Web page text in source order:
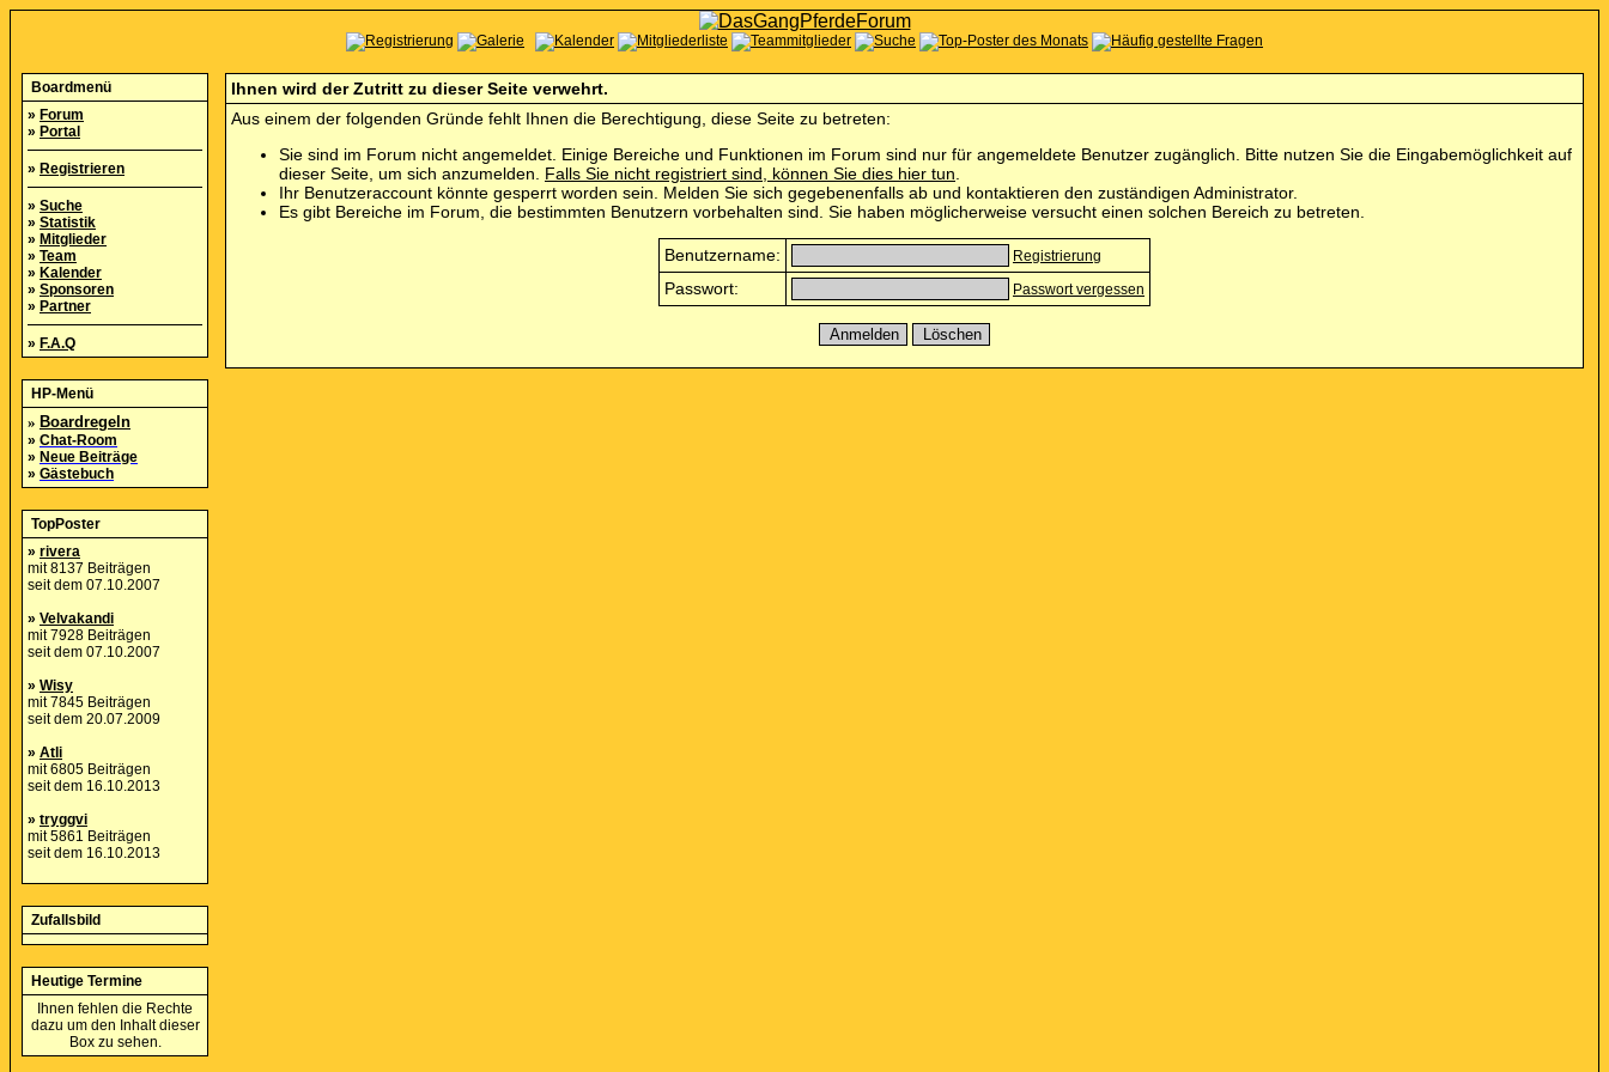
Boardmenü
» Forum
» Portal
» Registrieren
» Suche
» Statistik
» Mitglieder
» Team
» Kalender
» Sponsoren
» Partner
» F.A.Q
HP-Menü
» Boardregeln
» Chat-Room
» Neue Beiträge
» Gästebuch
TopPoster
» rivera
mit 8137 Beiträgen
seit dem 07.10.2007
» Velvakandi
mit 7928 Beiträgen
seit dem 07.10.2007
» Wisy
mit 7845 Beiträgen
seit dem 20.07.2009
» Atli
mit 6805 Beiträgen
seit dem 16.10.2013
» tryggvi
mit 5861 Beiträgen
seit dem 16.10.2013
Zufallsbild
Heutige Termine
Ihnen fehlen die Rechte
dazu um den Inhalt dieser
Box zu sehen.
Ihnen wird der Zutritt zu dieser Seite verwehrt.
Aus einem der folgenden Gründe fehlt Ihnen die Berechtigung, diese Seite zu betreten:
Sie sind im Forum nicht angemeldet. Einige Bereiche und Funktionen im Forum sind nur für angemeldete Benutzer zugänglich. Bitte nutzen Sie die Eingabemöglichkeit auf
dieser Seite, um sich anzumelden. Falls Sie nicht registriert sind, können Sie dies hier tun
Ihr Benutzeraccount könnte gesperrt worden sein. Melden Sie sich gegebenenfalls ab und kontaktieren den zuständigen Administrator.
Es gibt Bereiche im Forum, die bestimmten Benutzern vorbehalten sind. Sie haben möglicherweise versucht einen solchen Bereich zu betreten.
Benutzername: Registrierung
Passwort: Passwort vergessen